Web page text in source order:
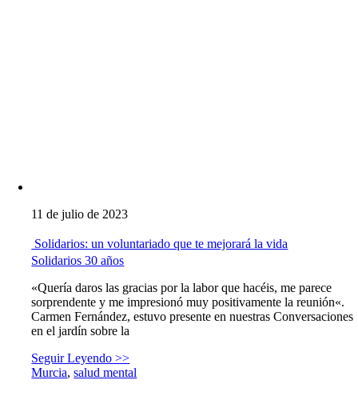
11 de julio de 2023
Solidarios: un voluntariado que te mejorará la vida
Solidarios 30 años
«Quería daros las gracias por la labor que hacéis, me parece
sorprendente y me impresionó muy positivamente la reunión«.
Carmen Fernández, estuvo presente en nuestras Conversaciones
en el jardín sobre la
Seguir Leyendo >>
Murcia,salud mental